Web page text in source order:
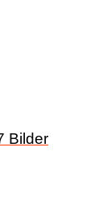
Bilder